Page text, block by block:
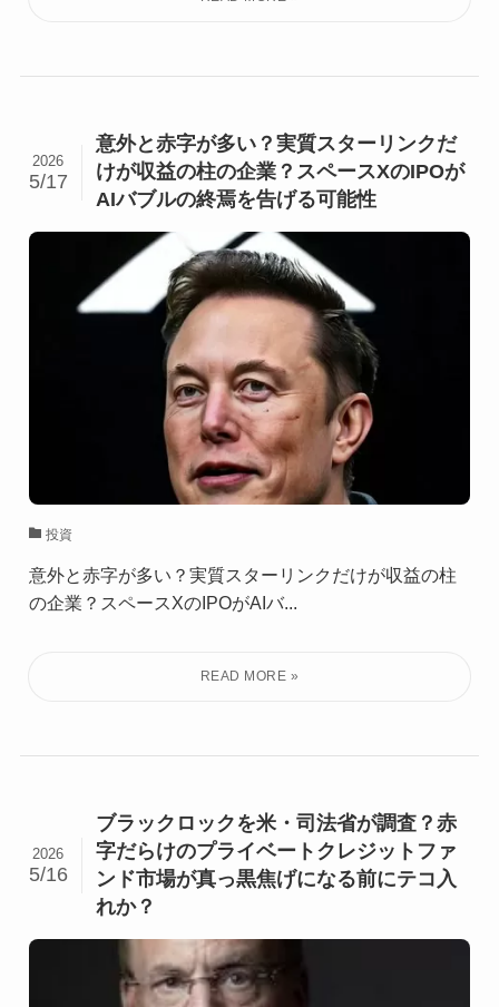
意外と赤字が多い？実質スターリンクだ
けが収益の柱の企業？スペースXのIPOが
AIバブルの終焉を告げる可能性
2026
5/17
投資
意外と赤字が多い？実質スターリンクだけが収益の柱
の企業？スペースXのIPOがAIバ...
ブラックロックを米・司法省が調査？赤
字だらけのプライベートクレジットファ
ンド市場が真っ黒焦げになる前にテコ入
れか？
2026
5/16